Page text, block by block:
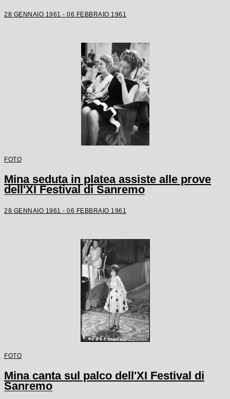
28 GENNAIO 1961 - 06 FEBBRAIO 1961
FOTO
Mina seduta in platea assiste alle prove
dell'XI Festival di Sanremo
28 GENNAIO 1961 - 06 FEBBRAIO 1961
FOTO
Mina canta sul palco dell'XI Festival di
Sanremo